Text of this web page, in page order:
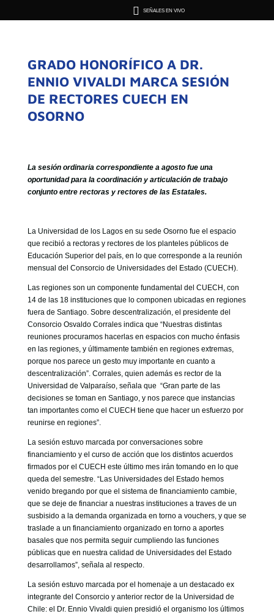
 SEÑALES EN VIVO
GRADO HONORÍFICO A DR.
ENNIO VIVALDI MARCA SESIÓN
DE RECTORES CUECH EN
OSORNO
La sesión ordinaria correspondiente a agosto fue una
oportunidad para la coordinación y articulación de trabajo
conjunto entre rectoras y rectores de las Estatales.
La Universidad de los Lagos en su sede Osorno fue el espacio
que recibió a rectoras y rectores de los planteles públicos de
Educación Superior del país, en lo que corresponde a la reunión
mensual del Consorcio de Universidades del Estado (CUECH).
Las regiones son un componente fundamental del CUECH, con
14 de las 18 instituciones que lo componen ubicadas en regiones
fuera de Santiago. Sobre descentralización, el presidente del
Consorcio Osvaldo Corrales indica que “Nuestras distintas
reuniones procuramos hacerlas en espacios con mucho énfasis
en las regiones, y últimamente también en regiones extremas,
porque nos parece un gesto muy importante en cuanto a
descentralización”. Corrales, quien además es rector de la
Universidad de Valparaíso, señala que “Gran parte de las
decisiones se toman en Santiago, y nos parece que instancias
tan importantes como el CUECH tiene que hacer un esfuerzo por
reunirse en regiones”.
La sesión estuvo marcada por conversaciones sobre
financiamiento y el curso de acción que los distintos acuerdos
firmados por el CUECH este último mes irán tomando en lo que
queda del semestre. “Las Universidades del Estado hemos
venido bregando por que el sistema de financiamiento cambie,
que se deje de financiar a nuestras instituciones a traves de un
susbisido a la demanda organizada en torno a vouchers, y que se
traslade a un financiamiento organizado en torno a aportes
basales que nos permita seguir cumpliendo las funciones
públicas que en nuestra calidad de Universidades del Estado
desarrollamos”, señala al respecto.
La sesión estuvo marcada por el homenaje a un destacado ex
integrante del Consorcio y anterior rector de la Universidad de
Chile: el Dr. Ennio Vivaldi quien presidió el organismo los últimos